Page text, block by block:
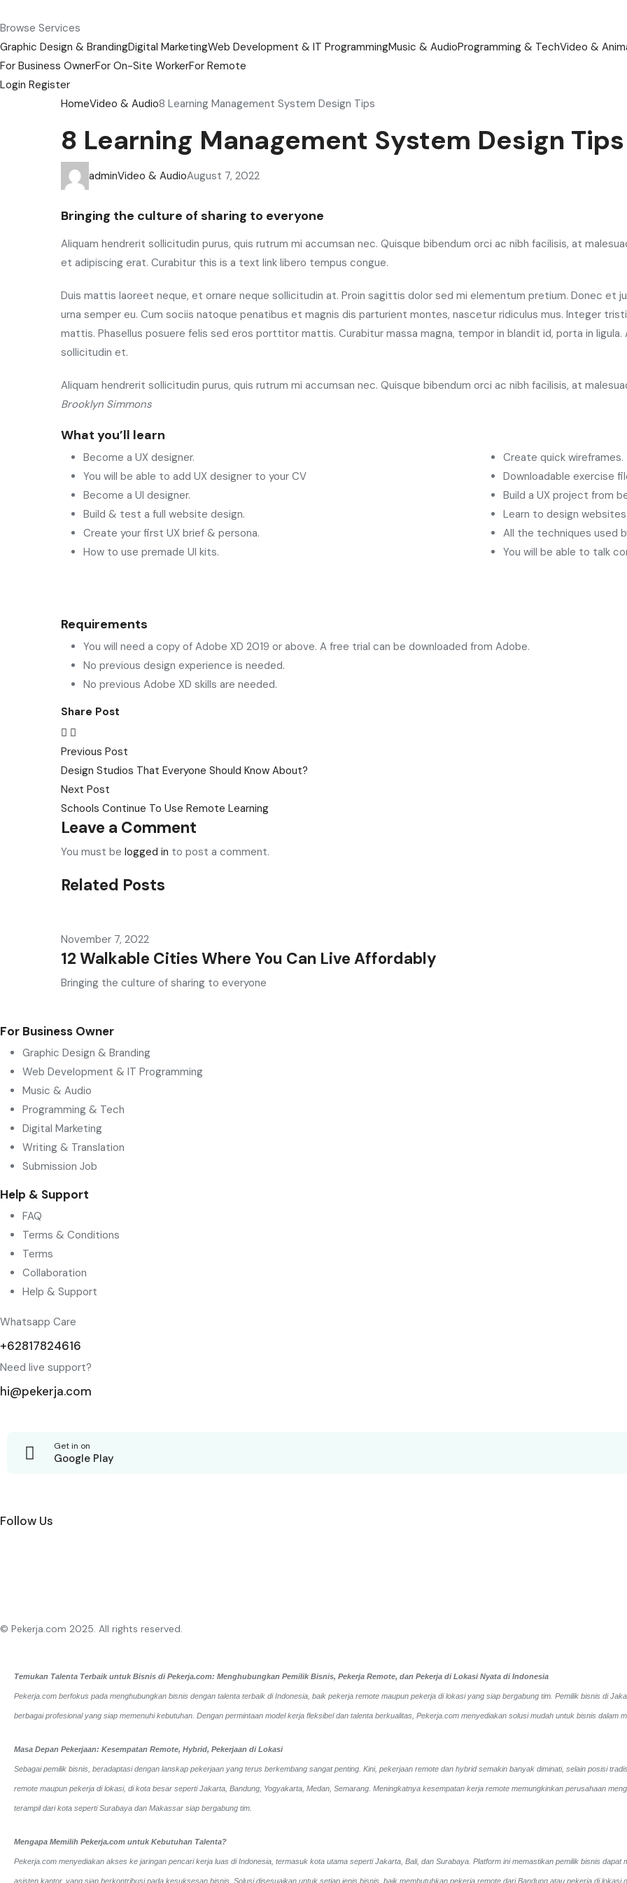
Browse Services
Graphic Design & BrandingDigital MarketingWeb Development & IT ProgrammingMusic & AudioProgramming & TechVideo &
For Business OwnerFor On-Site WorkerFor Remote
Login Register
HomeVideo & Audio8 Learning Management System Design Tips
8 Learning Management System Design Tips
adminVideo & AudioAugust 7, 2022
Bringing the culture of sharing to everyone
Aliquam hendrerit sollicitudin purus, quis rutrum mi accumsan nec. Quisque bibendum orci ac nibh facilisis, at
et adipiscing erat. Curabitur this is a text link libero tempus congue.
Duis mattis laoreet neque, et ornare neque sollicitudin at. Proin sagittis dolor sed mi elementum pretium. Donec et
urna semper eu. Cum sociis natoque penatibus et magnis dis parturient montes, nascetur ridiculus mus. Integer
mattis. Phasellus posuere felis sed eros porttitor mattis. Curabitur massa magna, tempor in blandit id, porta in ligula.
sollicitudin et.
Aliquam hendrerit sollicitudin purus, quis rutrum mi accumsan nec. Quisque bibendum orci ac nibh facilisis, at
Brooklyn Simmons
What you’ll learn
Become a UX designer.
You will be able to add UX designer to your CV
Become a UI designer.
Build & test a full website design.
Create your first UX brief & persona.
How to use premade UI kits.
Create quick wireframes.
Downloadable exercise
Build a UX project from
Learn to design
All the techniques used
You will be able to talk
Requirements
You will need a copy of Adobe XD 2019 or above. A free trial can be downloaded from Adobe.
No previous design experience is needed.
No previous Adobe XD skills are needed.
Share Post
Post
navigation
Previous Post
Design Studios That Everyone Should Know About?
Next Post
Schools Continue To Use Remote Learning
Leave a Comment
You must be logged in to post a comment.
Related Posts
November 7, 2022
12 Walkable Cities Where You Can Live Affordably
Bringing the culture of sharing to everyone
For Business Owner
Graphic Design & Branding
Web Development & IT Programming
Music & Audio
Programming & Tech
Digital Marketing
Writing & Translation
Submission Job
Help & Support
FAQ
Terms & Conditions
Terms
Collaboration
Help & Support
Whatsapp Care
+62817824616
Need live support?
hi@pekerja.com
Get in on
Google Play
Follow Us
© Pekerja.com 2025. All rights reserved.
Temukan Talenta Terbaik untuk Bisnis di Pekerja.com: Menghubungkan Pemilik Bisnis, Pekerja Remote, dan Pekerja di Lokasi Nyata di Indonesia
Pekerja.com berfokus pada menghubungkan bisnis dengan talenta terbaik di Indonesia, baik pekerja remote maupun pekerja di lokasi yang siap bergabung tim. Pemilik bisnis di
berbagai profesional yang siap memenuhi kebutuhan. Dengan permintaan model kerja fleksibel dan talenta berkualitas, Pekerja.com menyediakan solusi mudah untuk bisnis dalam
Masa Depan Pekerjaan: Kesempatan Remote, Hybrid, Pekerjaan di Lokasi
Sebagai pemilik bisnis, beradaptasi dengan lanskap pekerjaan yang terus berkembang sangat penting. Kini, pekerjaan remote dan hybrid semakin banyak diminati, selain posisi
remote maupun pekerja di lokasi, di kota besar seperti Jakarta, Bandung, Yogyakarta, Medan, Semarang. Meningkatnya kesempatan kerja remote memungkinkan perusahaan
terampil dari kota seperti Surabaya dan Makassar siap bergabung tim.
Mengapa Memilih Pekerja.com untuk Kebutuhan Talenta?
Pekerja.com menyediakan akses ke jaringan pencari kerja luas di Indonesia, termasuk kota utama seperti Jakarta, Bali, dan Surabaya. Platform ini memastikan pemilik bisnis
asisten kantor, yang siap berkontribusi pada kesuksesan bisnis. Solusi disesuaikan untuk setiap jenis bisnis, baik membutuhkan pekerja remote dari Bandung atau pekerja di lokasi